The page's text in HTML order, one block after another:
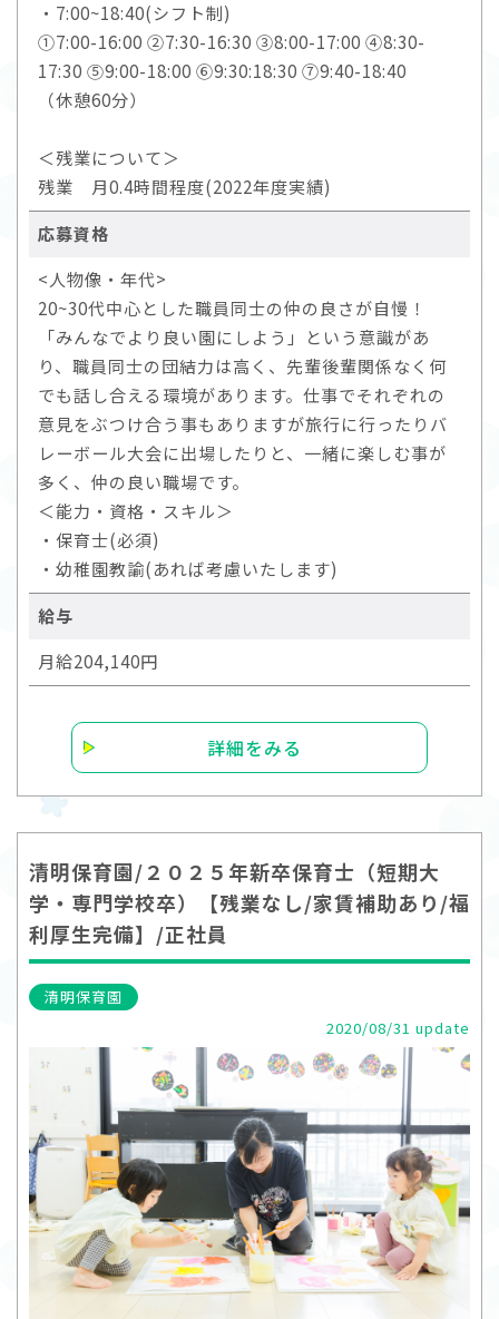
・7:00~18:40(シフト制)
①7:00-16:00 ②7:30-16:30 ③8:00-17:00 ④8:30-
17:30 ⑤9:00-18:00 ⑥9:30:18:30 ⑦9:40-18:40
（休憩60分）
＜残業について＞
残業 月0.4時間程度(2022年度実績)
応募資格
<人物像・年代>
20~30代中心とした職員同士の仲の良さが自慢！
「みんなでより良い園にしよう」という意識があ
り、職員同士の団結力は高く、先輩後輩関係なく何
でも話し合える環境があります。仕事でそれぞれの
意見をぶつけ合う事もありますが旅行に行ったりバ
レーボール大会に出場したりと、一緒に楽しむ事が
多く、仲の良い職場です。
＜能力・資格・スキル＞
・保育士(必須)
・幼稚園教諭(あれば考慮いたします)
給与
月給204,140円
詳細をみる
清明保育園/２０２５年新卒保育士（短期大
学・専門学校卒）【残業なし/家賃補助あり/福
利厚生完備】/正社員
清明保育園
2020/08/31 update